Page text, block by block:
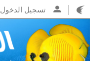
تسجيل الدخول